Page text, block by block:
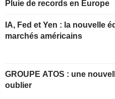
Pluie de records en Europe
IA, Fed et Yen : la nouvelle
marchés américains
GROUPE ATOS : une nouvelle année à
oublier